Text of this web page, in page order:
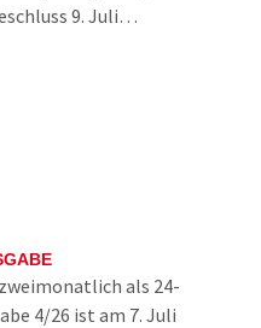
9. Juli…
als 24-
4/26 ist am 7. Juli